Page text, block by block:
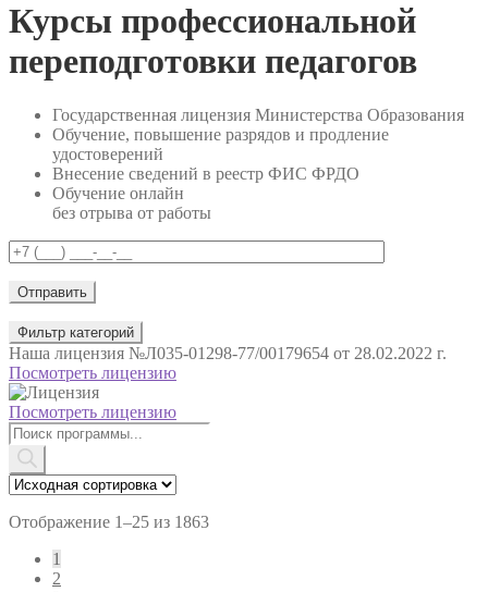
Курсы профессиональной
переподготовки педагогов
Государственная лицензия Министерства Образования
Обучение, повышение разрядов и продление
удостоверений
Внесение сведений в реестр ФИС ФРДО
Обучение онлайн
без отрыва от работы
Фильтр категорий
Наша лицензия №Л035-01298-77/00179654 от 28.02.2022 г.
Посмотреть лицензию
Посмотреть лицензию
Поиск
товаров
Отображение 1–25 из 1863
1
2